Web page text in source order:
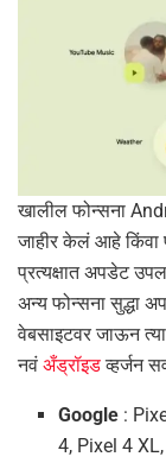
खालील फोन्सना
जाहीर केलं आहे किंवा
प्रत्यक्षात अपडेट
अन्य फोन्सना सुद्धा
वेबसाइटवर जाऊन
नवं अँड्रॉइडव्हर्जन
Google :
4, Pixel 4